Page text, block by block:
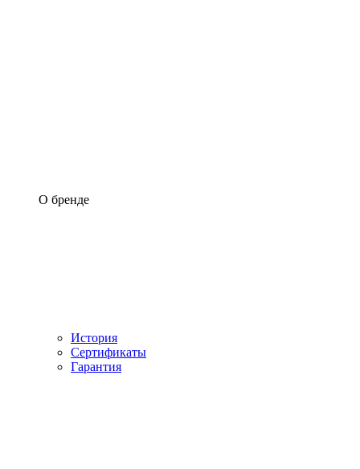
О бренде
История
Сертификаты
Гарантия